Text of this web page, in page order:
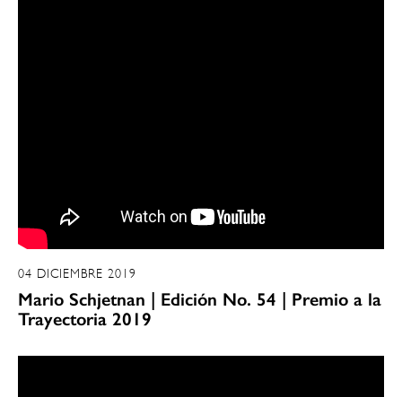
04 DICIEMBRE 2019
Mario Schjetnan | Edición No. 54 | Premio a la
Trayectoria 2019